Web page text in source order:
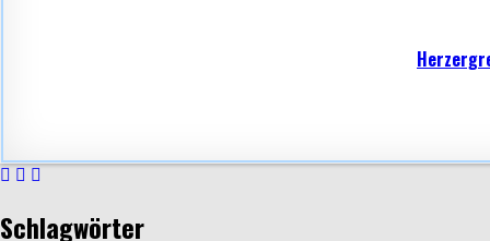
Schlagwörter